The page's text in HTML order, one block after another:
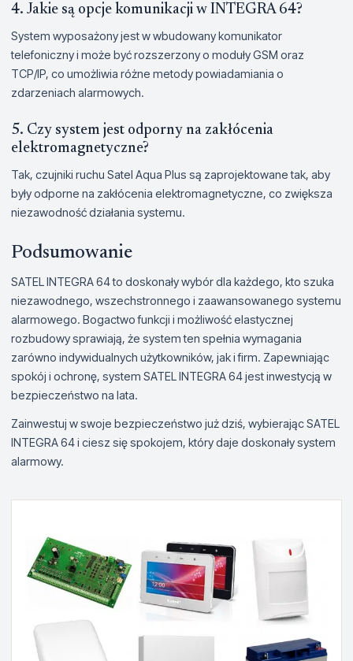
4. Jakie są opcje komunikacji w INTEGRA 64?
System wyposażony jest w wbudowany komunikator
telefoniczny i może być rozszerzony o moduły GSM oraz
TCP/IP, co umożliwia różne metody powiadamiania o
zdarzeniach alarmowych.
5. Czy system jest odporny na zakłócenia
elektromagnetyczne?
Tak, czujniki ruchu Satel Aqua Plus są zaprojektowane tak, aby
były odporne na zakłócenia elektromagnetyczne, co zwiększa
niezawodność działania systemu.
Podsumowanie
SATEL INTEGRA 64 to doskonały wybór dla każdego, kto szuka
niezawodnego, wszechstronnego i zaawansowanego systemu
alarmowego. Bogactwo funkcji i możliwość elastycznej
rozbudowy sprawiają, że system ten spełnia wymagania
zarówno indywidualnych użytkowników, jak i firm. Zapewniając
spokój i ochronę, system SATEL INTEGRA 64 jest inwestycją w
bezpieczeństwo na lata.
Zainwestuj w swoje bezpieczeństwo już dziś, wybierając SATEL
INTEGRA 64 i ciesz się spokojem, który daje doskonały system
alarmowy.